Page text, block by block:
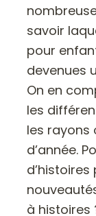
savoir
pour
devenues
On en
les
les rayons
d’année.
à histoires